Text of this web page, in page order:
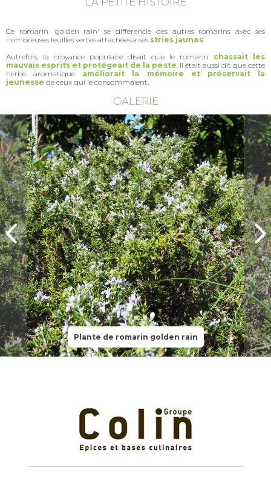
Ce romarin 'golden rain' se différencie des autres romarins avec ses
nombreuses feuilles vertes attachées à ses stries jaunes.
Autrefois, la croyance populaire disait que le romarin chassait les
mauvais esprits et protégeait de la peste. Il était aussi dit que cette
herbe aromatique améliorait la mémoire et préservait la
jeunesse de ceux qui le consommaient.
GALERIE
Plante de romarin golden rain